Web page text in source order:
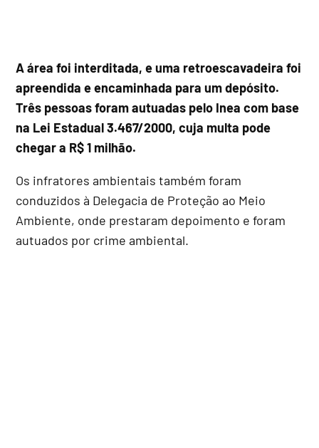
A área foi interditada, e uma retroescavadeira foi
apreendida e encaminhada para um depósito.
Três pessoas foram autuadas pelo Inea com base
na Lei Estadual 3.467/2000, cuja multa pode
chegar a R$ 1 milhão.
Os infratores ambientais também foram
conduzidos à Delegacia de Proteção ao Meio
Ambiente, onde prestaram depoimento e foram
autuados por crime ambiental.